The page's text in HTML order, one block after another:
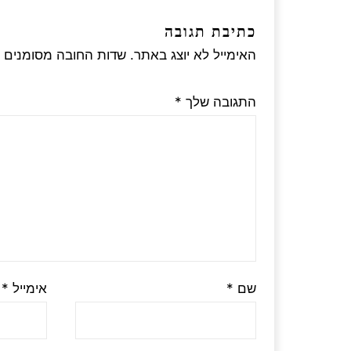
כתיבת תגובה
האימייל לא יוצג באתר. שדות החובה מסומנים
התגובה שלך *
שם * אימייל *